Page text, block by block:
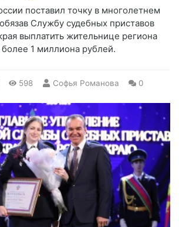
поставил точку в многолетнем
Службу судебных приставов
выплатить жительнице региона
1 миллиона рублей.
598 Софья Романова 0